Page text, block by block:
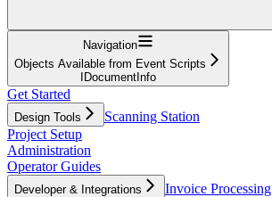
Navigation
Objects Available from Event Scripts
IDocumentInfo
Get Started
Design Tools
Scanning Station
Project Setup
Administration
Operator Guides
Developer & Integrations
Invoice Processing